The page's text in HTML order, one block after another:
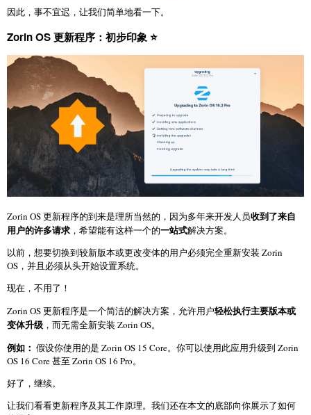
因此，事不宜迟，让我们简单地看一下。
Zorin OS 更新程序：初步印象 ⭐
Zorin OS 更新程序的到来是理所当然的，因为多年来开发人员收到了来自
用户的许多请求 ，希望能有这样一个的一站式解决方案。
以前，想要切换到较新版本或更改变体的用户必须完全重新安装 Zorin
OS，并且必须从头开始设置系统。
现在，不用了！
Zorin OS 更新程序是一个简洁的解决方案，允许用户轻松执行主要版本或
变体升级 ，而无需全新安装 Zorin OS。
例如： 假设你使用的是 Zorin OS 15 Core。你可以使用此应用升级到 Zorin
OS 16 Core 甚至 Zorin OS 16 Pro。
好了，继续。
让我们看看更新程序及其工作原理。我们还在本文的底部向你展示了如何